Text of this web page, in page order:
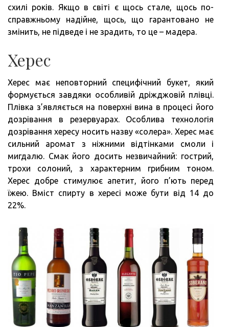
схилі років. Якщо в світі є щось стале, щось по-
справжньому надійне, щось, що гарантовано не
змінить, не підведе і не зрадить, то це – мадера.
Херес
Херес має неповторний специфічний букет, який
формується завдяки особливій дріжджовій плівці.
Плівка з’являється на поверхні вина в процесі його
дозрівання в резервуарах. Особлива технологія
дозрівання хересу носить назву «солера». Херес має
сильний аромат з ніжними відтінками смоли і
мигдалю. Смак його досить незвичайний: гострий,
трохи солоний, з характерним грибним тоном.
Херес добре стимулює апетит, його п’ють перед
їжею. Вміст спирту в хересі може бути від 14 до
22%.